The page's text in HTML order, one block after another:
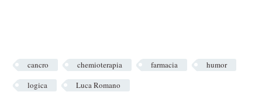
cancro chemioterapia farmacia
humor
logica
Luca Romano